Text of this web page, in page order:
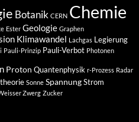
Botanik CERN Chemie
Ester Geologie Graphen
Klimawandel Lachgas Legierung
Pauli-Prinzip Pauli-Verbot Photonen
Proton Quantenphysik r-Prozess Radar
Sonne Spannung Strom
Zwerg Zucker